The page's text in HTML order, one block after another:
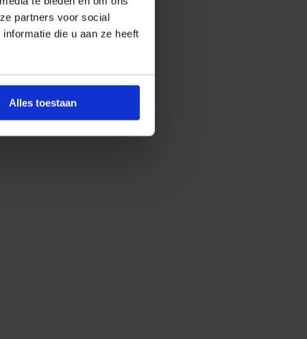
partners voor social
die u aan ze heeft
Alles toestaan